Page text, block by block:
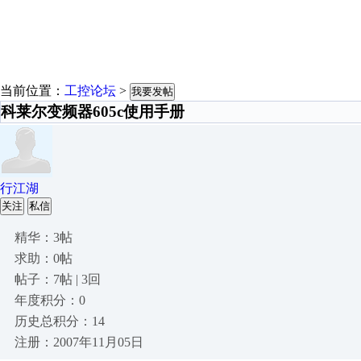
当前位置： 工控论坛 > 我要发帖
科莱尔变频器605c使用手册
行江湖
关注 私信
精华：3帖
求助：0帖
帖子：7帖 | 3回
年度积分：0
历史总积分：14
注册：2007年11月05日